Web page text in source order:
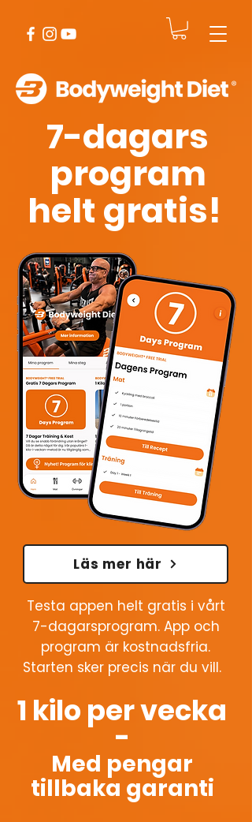
7-dagars
program
helt gratis!
Läs mer här
Testa appen helt gratis i vårt
7-dagarsprogram. App och
program är kostnadsfria.
Starten sker precis när du vill.
1 kilo per vecka
-
Med pengar
tillbaka garanti